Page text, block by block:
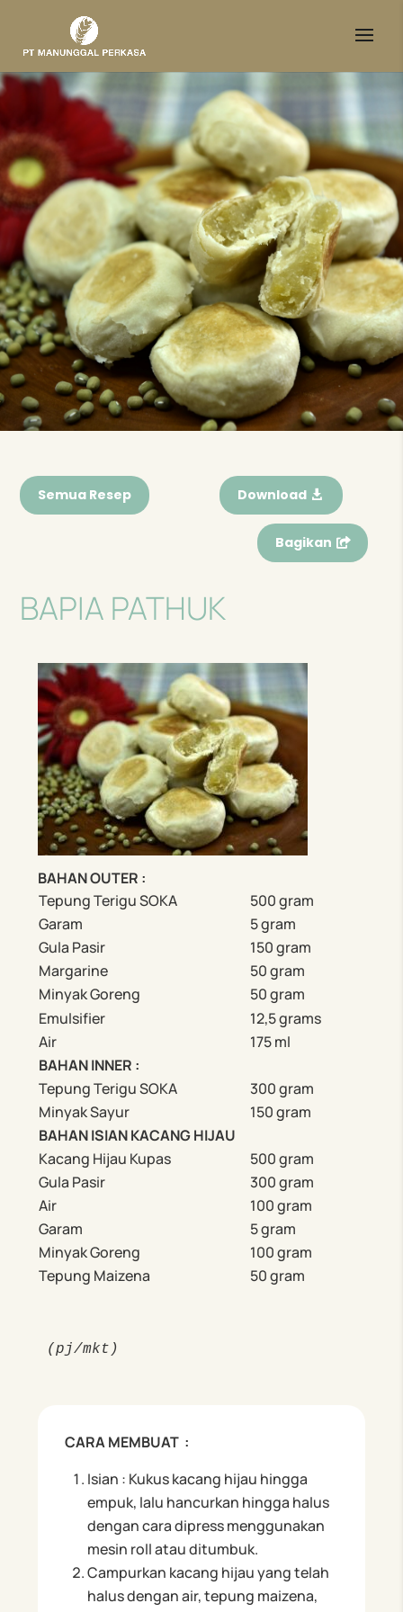
Semua Resep Download
Bagikan
BAPIA PATHUK
BAHAN OUTER :
Tepung Terigu SOKA
500 gram
Garam
5 gram
Gula Pasir
150 gram
Margarine
50 gram
Minyak Goreng
50 gram
Emulsifier
12,5 grams
Air
175 ml
BAHAN INNER :
Tepung Terigu SOKA
300 gram
Minyak Sayur
150 gram
BAHAN ISIAN KACANG HIJAU
Kacang Hijau Kupas
500 gram
Gula Pasir
300 gram
Air
100 gram
Garam
5 gram
Minyak Goreng
100 gram
Tepung Maizena
50 gram
(pj/mkt)
CARA MEMBUAT :
Isian : Kukus kacang hijau hingga
empuk, lalu hancurkan hingga halus
dengan cara dipress menggunakan
mesin roll atau ditumbuk.
Campurkan kacang hijau yang telah
halus dengan air, tepung maizena,